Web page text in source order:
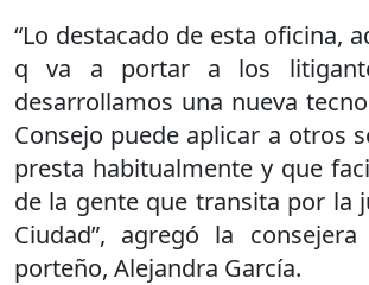
“Lo destacado de esta oficina,
q va a portar a los
desarrollamos una nueva
Consejo puede aplicar a otros
presta habitualmente y que
de la gente que transita por la
Ciudad”, agregó la
porteño, Alejandra García.